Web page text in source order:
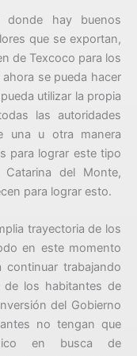
donde hay buenos
que se exportan,
de Texcoco para los
se pueda hacer
utilizar la propia
las autoridades
una u otra manera
para lograr este tipo
del Monte,
para lograr esto.
trayectoria de los
en este momento
trabajando
los habitantes de
del Gobierno
no tengan que
en busca de